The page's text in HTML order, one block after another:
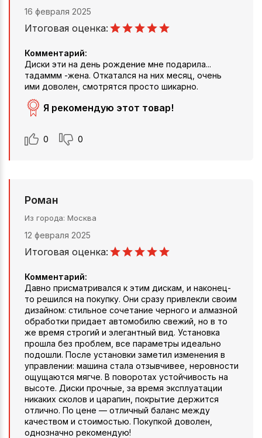
16 февраля 2025
Итоговая оценка:
Комментарий:
Диски эти на день рождение мне подарила...
тадаммм -жена. Откатался на них месяц, очень
ими доволен, смотрятся просто шикарно.
Я рекомендую этот товар!
0 0
Роман
Из города Москва
12 февраля 2025
Итоговая оценка:
Комментарий:
Давно присматривался к этим дискам, и наконец-
то решился на покупку. Они сразу привлекли своим
дизайном: стильное сочетание черного и алмазной
обработки придает автомобилю свежий, но в то
же время строгий и элегантный вид. Установка
прошла без проблем, все параметры идеально
подошли. После установки заметил изменения в
управлении: машина стала отзывчивее, неровности
ощущаются мягче. В поворотах устойчивость на
высоте. Диски прочные, за время эксплуатации
никаких сколов и царапин, покрытие держится
отлично. По цене — отличный баланс между
качеством и стоимостью. Покупкой доволен,
однозначно рекомендую!